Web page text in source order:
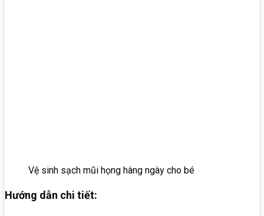
Vệ sinh sạch mũi họng hàng ngày cho bé
Hướng dẫn chi tiết: